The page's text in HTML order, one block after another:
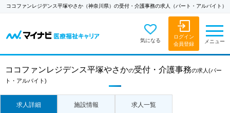
ココファンレジデンス平塚やさか（神奈川県）の受付・介護事務の求人（パート・アルバイト）
気になる
ログイン
会員登録
メニュー
ココファンレジデンス平塚やさかの受付・介護事務の求人 (パー
ト・アルバイト)
求人詳細 施設情報 求人一覧